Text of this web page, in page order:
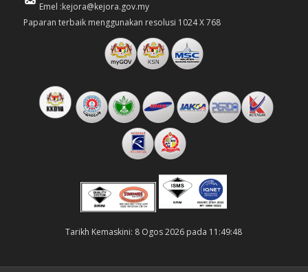
Emel :kejora@kejora.gov.my
Paparan terbaik menggunakan resolusi 1024 X 768
Tarikh Kemaskini: 8 Ogos 2026 pada 11:49:48